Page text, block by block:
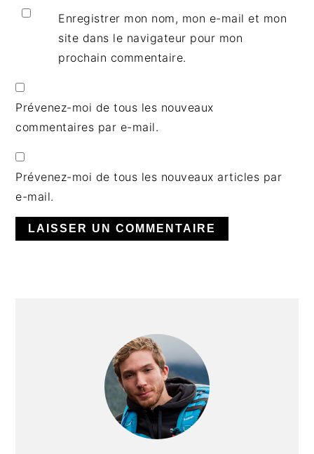
Enregistrer mon nom, mon e-mail et mon
site dans le navigateur pour mon
prochain commentaire.
Prévenez-moi de tous les nouveaux
commentaires par e-mail.
Prévenez-moi de tous les nouveaux articles par
e-mail.
PRINCIPALE